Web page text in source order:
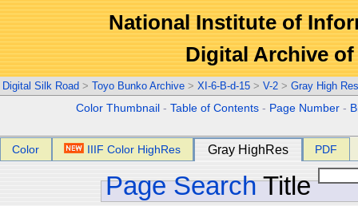
National Institute of
Digital Archive
Digital Silk Road > Toyo Bunko Archive > XI-6-B-d-15 > V-2 > Gray High
Color Thumbnail -Table of Contents - Page Number -
Color IIIF Color HighRes Gray HighRes PDF
Page Search Title